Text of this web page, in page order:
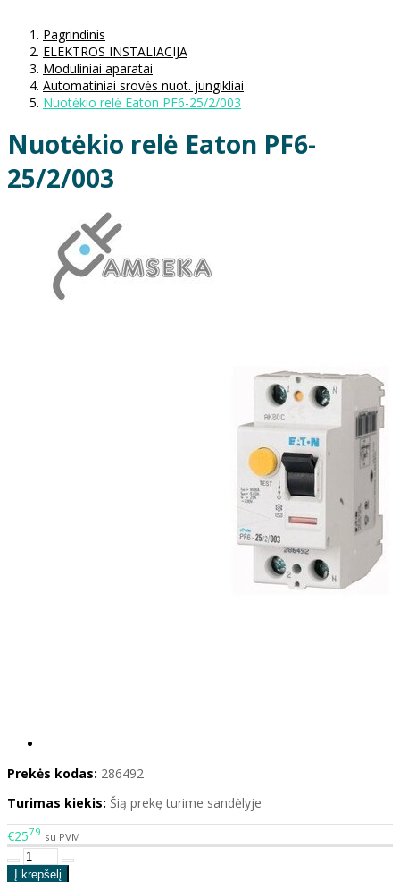
Pagrindinis
ELEKTROS INSTALIACIJA
Moduliniai aparatai
Automatiniai srovės nuot. jungikliai
Nuotėkio relė Eaton PF6-25/2/003
Nuotėkio relė Eaton PF6-
25/2/003
Prekės kodas: 286492
Turimas kiekis: Šią prekę turime sandėlyje
€2579 su PVM